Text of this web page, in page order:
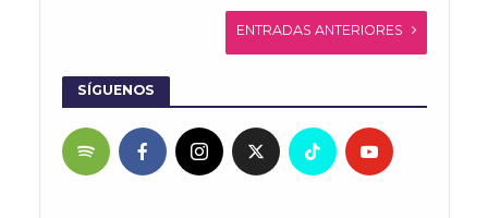
ENTRADAS ANTERIORES
SÍGUENOS